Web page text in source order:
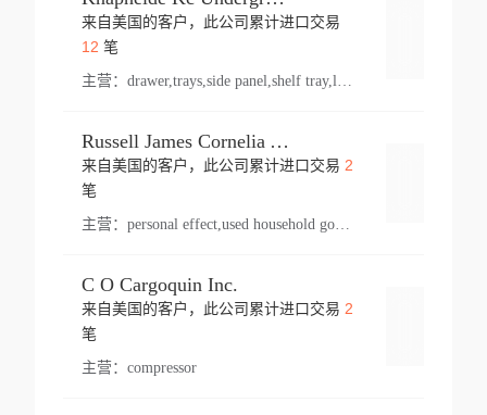
来自美国的客户，此公司累计进口交易
12 笔
主营：
Russell James Cornelia Arlington Va
来自美国的客户，此公司累计进口交易 2
笔
主营： personal effect,used household goods
C O Cargoquin Inc.
来自美国的客户，此公司累计进口交易 2
笔
主营： compressor